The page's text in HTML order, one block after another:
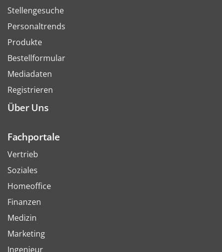
Stellengesuche
Personaltrends
Produkte
Bestellformular
Mediadaten
Registrieren
Über Uns
Fachportale
Vertrieb
Soziales
Homeoffice
Finanzen
Medizin
Marketing
Ingenieur